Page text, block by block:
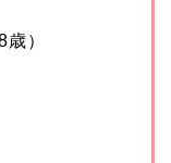
歳）